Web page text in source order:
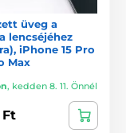
üveg a
lencséjéhez
iPhone 15 Pro
Max
, kedden 8. 11. Önnél
Ft